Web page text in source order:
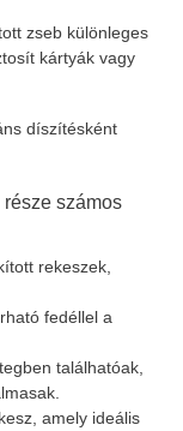
zseb különleges
kártyák vagy
díszítésként
számos
rekeszek,
fedéllel a
találhatóak,
amely ideális